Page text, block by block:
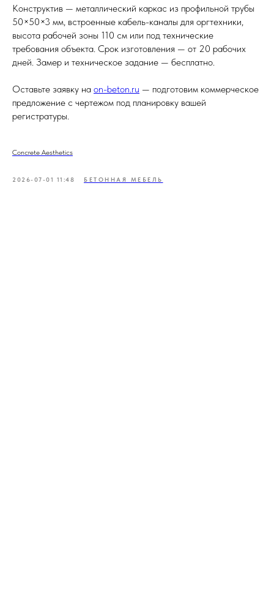
Конструктив — металлический каркас из профильной трубы
50×50×3 мм, встроенные кабель-каналы для оргтехники,
высота рабочей зоны 110 см или под технические
требования объекта. Срок изготовления — от 20 рабочих
дней. Замер и техническое задание — бесплатно.
Оставьте заявку на on-beton.ru — подготовим коммерческое
предложение с чертежом под планировку вашей
регистратуры.
Concrete Aesthetics
2026-07-01 11:48 БЕТОННАЯ МЕБЕЛЬ